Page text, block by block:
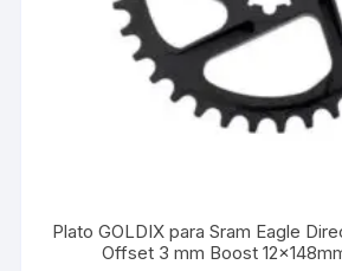
Plato GOLDIX para Sram Eagle
Offset 3 mm Boost